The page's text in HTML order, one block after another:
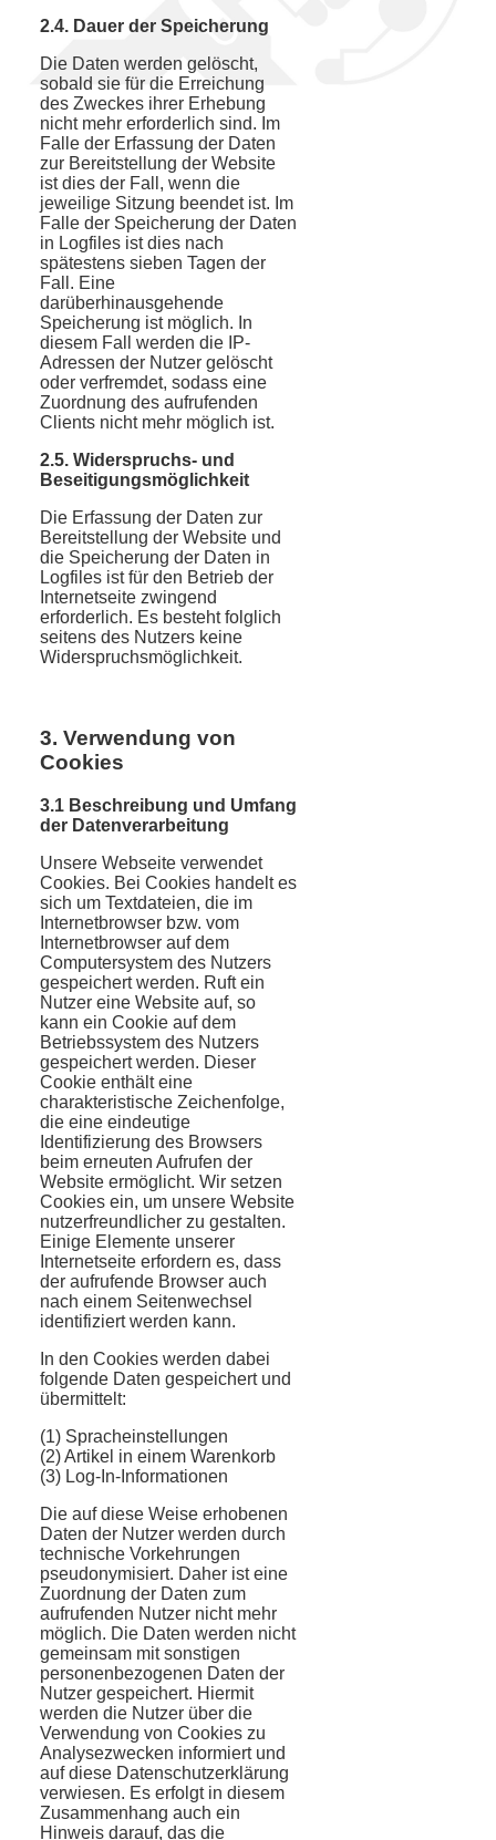
2.4. Dauer der Speicherung
Die Daten werden gelöscht,
sobald sie für die Erreichung
des Zweckes ihrer Erhebung
nicht mehr erforderlich sind. Im
Falle der Erfassung der Daten
zur Bereitstellung der Website
ist dies der Fall, wenn die
jeweilige Sitzung beendet ist. Im
Falle der Speicherung der Daten
in Logfiles ist dies nach
spätestens sieben Tagen der
Fall. Eine
darüberhinausgehende
Speicherung ist möglich. In
diesem Fall werden die IP-
Adressen der Nutzer gelöscht
oder verfremdet, sodass eine
Zuordnung des aufrufenden
Clients nicht mehr möglich ist.
2.5. Widerspruchs- und
Beseitigungsmöglichkeit
Die Erfassung der Daten zur
Bereitstellung der Website und
die Speicherung der Daten in
Logfiles ist für den Betrieb der
Internetseite zwingend
erforderlich. Es besteht folglich
seitens des Nutzers keine
Widerspruchsmöglichkeit.
3. Verwendung von
Cookies
3.1 Beschreibung und Umfang
der Datenverarbeitung
Unsere Webseite verwendet
Cookies. Bei Cookies handelt es
sich um Textdateien, die im
Internetbrowser bzw. vom
Internetbrowser auf dem
Computersystem des Nutzers
gespeichert werden. Ruft ein
Nutzer eine Website auf, so
kann ein Cookie auf dem
Betriebssystem des Nutzers
gespeichert werden. Dieser
Cookie enthält eine
charakteristische Zeichenfolge,
die eine eindeutige
Identifizierung des Browsers
beim erneuten Aufrufen der
Website ermöglicht. Wir setzen
Cookies ein, um unsere Website
nutzerfreundlicher zu gestalten.
Einige Elemente unserer
Internetseite erfordern es, dass
der aufrufende Browser auch
nach einem Seitenwechsel
identifiziert werden kann.
In den Cookies werden dabei
folgende Daten gespeichert und
übermittelt:
(1) Spracheinstellungen
(2) Artikel in einem Warenkorb
(3) Log-In-Informationen
Die auf diese Weise erhobenen
Daten der Nutzer werden durch
technische Vorkehrungen
pseudonymisiert. Daher ist eine
Zuordnung der Daten zum
aufrufenden Nutzer nicht mehr
möglich. Die Daten werden nicht
gemeinsam mit sonstigen
personenbezogenen Daten der
Nutzer gespeichert. Hiermit
werden die Nutzer über die
Verwendung von Cookies zu
Analysezwecken informiert und
auf diese Datenschutzerklärung
verwiesen. Es erfolgt in diesem
Zusammenhang auch ein
Hinweis darauf, das die